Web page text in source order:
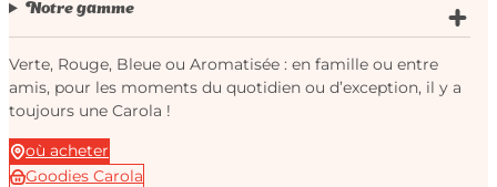
Notre gamme
Verte, Rouge, Bleue ou Aromatisée : en famille ou entre
amis, pour les moments du quotidien ou d’exception, il y a
toujours une Carola !
où acheter
Goodies Carola